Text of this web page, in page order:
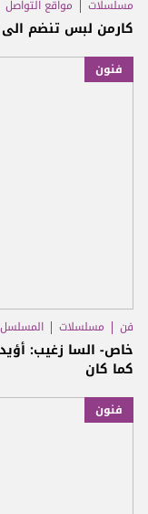
مسلسلات مواقع التواصل
كارمن لبس تنضم
فنون
فن مسلسلات المسلسل
كما كان
فنون